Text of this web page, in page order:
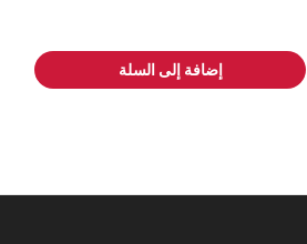
إضافة إلى السلة